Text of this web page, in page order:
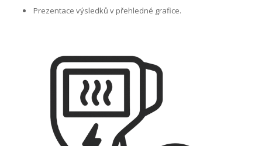
Prezentace výsledků v přehledné grafice.